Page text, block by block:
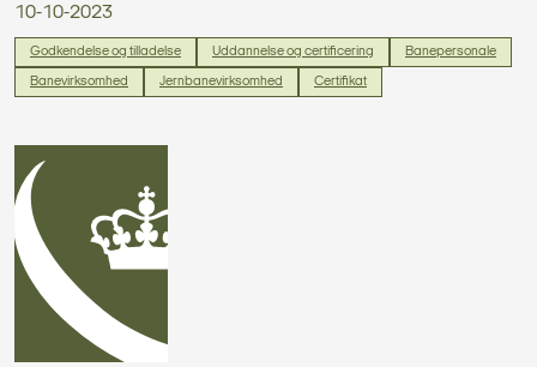
10-10-2023
Godkendelse og tilladelse Uddannelse og certificering Banepersonale
Banevirksomhed Jernbanevirksomhed Certifikat